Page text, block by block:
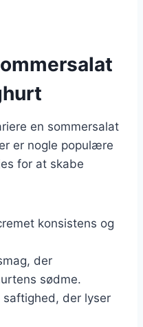
en sommersalat
er nogle populære
for at skabe
konsistens og
der
sødme.
saftighed, der lyser